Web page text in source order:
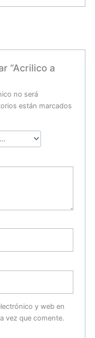
“Acrilico a
no será
están marcados
y web en
vez que comente.